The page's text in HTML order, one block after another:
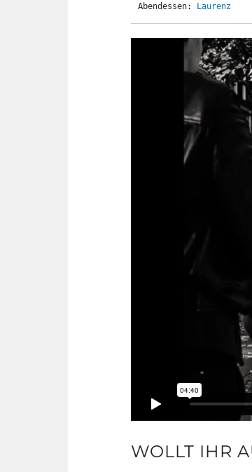
Abendessen:
Laurenz
WOLLT IHR